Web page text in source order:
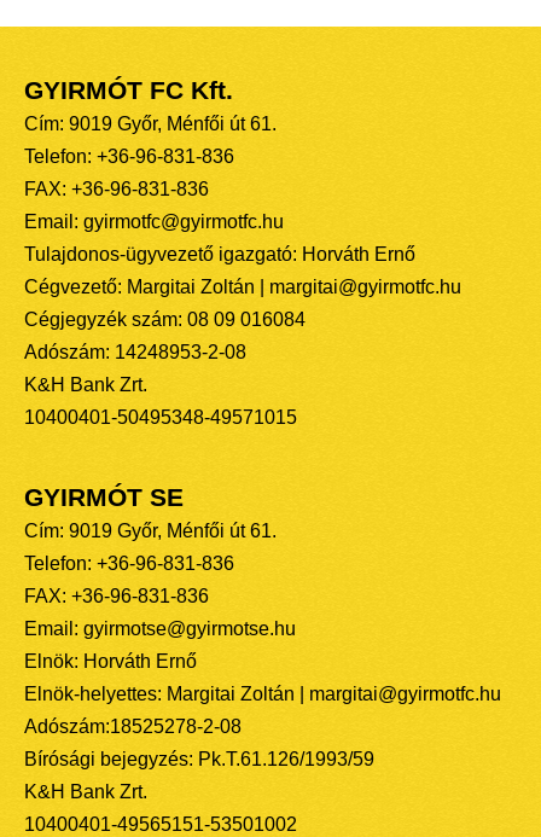
GYIRMÓT FC Kft.
Cím: 9019 Győr, Ménfői út 61.
Telefon: +36-96-831-836
FAX: +36-96-831-836
Email: gyirmotfc@gyirmotfc.hu
Tulajdonos-ügyvezető igazgató: Horváth Ernő
Cégvezető: Margitai Zoltán | margitai@gyirmotfc.hu
Cégjegyzék szám: 08 09 016084
Adószám: 14248953-2-08
K&H Bank Zrt.
10400401-50495348-49571015
GYIRMÓT SE
Cím: 9019 Győr, Ménfői út 61.
Telefon: +36-96-831-836
FAX: +36-96-831-836
Email: gyirmotse@gyirmotse.hu
Elnök: Horváth Ernő
Elnök-helyettes: Margitai Zoltán | margitai@gyirmotfc.hu
Adószám:18525278-2-08
Bírósági bejegyzés: Pk.T.61.126/1993/59
K&H Bank Zrt.
10400401-49565151-53501002